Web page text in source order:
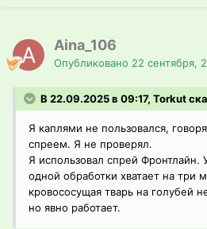
Aina_106
Опубликовано 22 сентября,
В 22.09.2025 в 09:17, Torkut
Я каплями не пользовался,
спреем. Я не проверял.
Я использовал спрей Фронтлайн.
одной обработки хватает на три
кровососущая тварь на голубей
но явно работает.